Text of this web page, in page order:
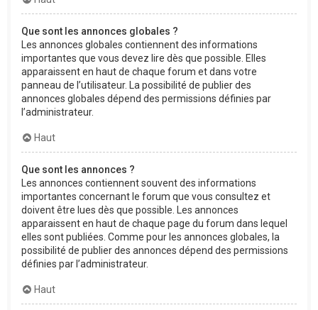
Que sont les annonces globales ?
Les annonces globales contiennent des informations
importantes que vous devez lire dès que possible. Elles
apparaissent en haut de chaque forum et dans votre
panneau de l’utilisateur. La possibilité de publier des
annonces globales dépend des permissions définies par
l’administrateur.
Haut
Que sont les annonces ?
Les annonces contiennent souvent des informations
importantes concernant le forum que vous consultez et
doivent être lues dès que possible. Les annonces
apparaissent en haut de chaque page du forum dans lequel
elles sont publiées. Comme pour les annonces globales, la
possibilité de publier des annonces dépend des permissions
définies par l’administrateur.
Haut